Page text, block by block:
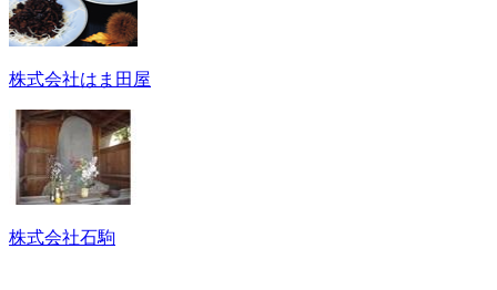
株式会社はま田屋
株式会社石駒